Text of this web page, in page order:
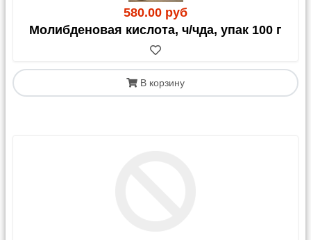
580.00 руб
Молибденовая кислота, ч/чда, упак 100 г
В корзину